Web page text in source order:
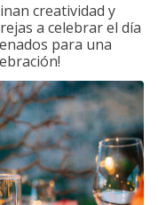
creatividad y
a celebrar el día
para una